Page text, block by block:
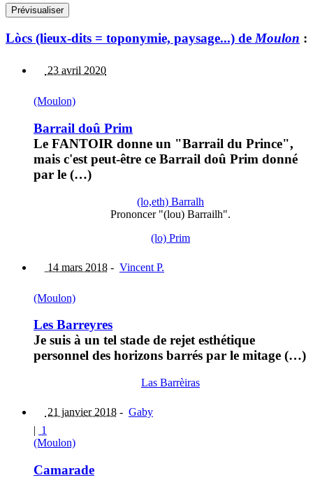
Lòcs (lieux-dits = toponymie, paysage...) de Moulon :
23 avril 2020
(Moulon)
Barrail doû Prim
Le FANTOIR donne un "Barrail du Prince",
mais c'est peut-être ce Barrail doû Prim donné
par le (…)
(lo,eth) Barralh
Prononcer "(lou) Barrailh".
(lo) Prim
14 mars 2018 - Vincent P.
(Moulon)
Les Barreyres
Je suis à un tel stade de rejet esthétique
personnel des horizons barrés par le mitage (…)
Las Barrèiras
21 janvier 2018 - Gaby
| 1
(Moulon)
Camarade